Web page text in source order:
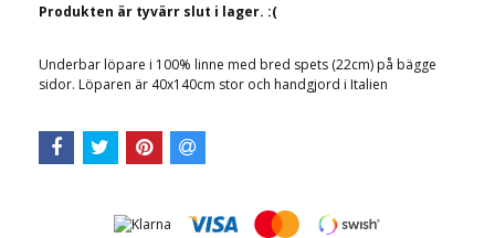
Produkten är tyvärr slut i lager. :(
Underbar löpare i 100% linne med bred spets (22cm) på bägge
sidor. Löparen är 40x140cm stor och handgjord i Italien